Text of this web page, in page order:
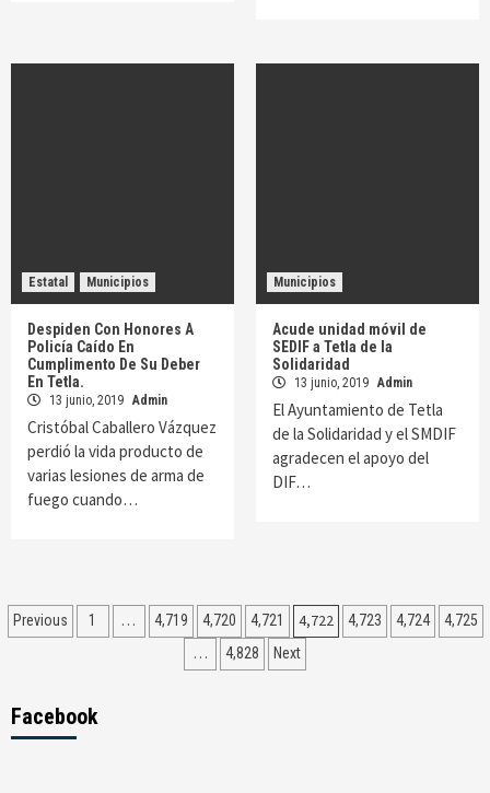
Estatal Municipios
Despiden Con Honores A
Policía Caído En
Cumplimento De Su Deber
En Tetla.
13 junio, 2019 Admin
Cristóbal Caballero Vázquez
perdió la vida producto de
varias lesiones de arma de
fuego cuando…
Municipios
Acude unidad móvil de
SEDIF a Tetla de la
Solidaridad
13 junio, 2019 Admin
El Ayuntamiento de Tetla
de la Solidaridad y el SMDIF
agradecen el apoyo del
DIF…
Navegación
Previous 1 … 4,719 4,720 4,721 4,722 4,723 4,724 4,725
… 4,828 Next
Facebook